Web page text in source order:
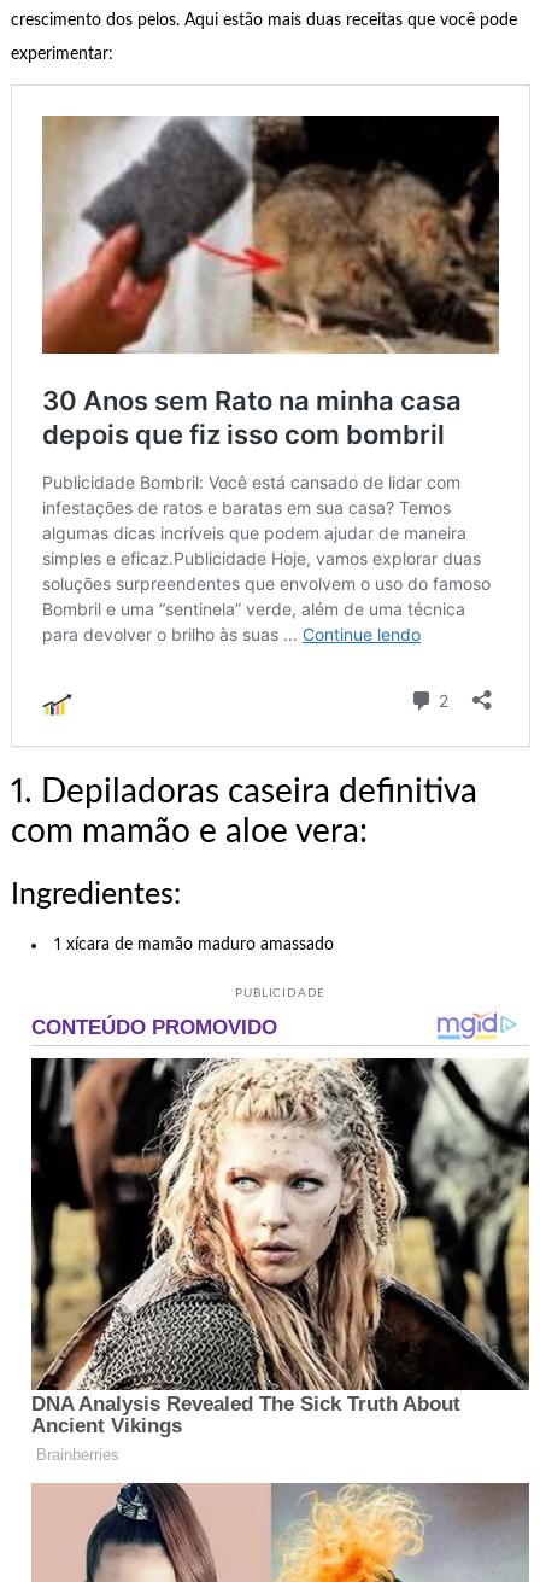
crescimento dos pelos. Aqui estão mais duas receitas que você pode
experimentar:
1. Depiladoras caseira definitiva
com mamão e aloe vera:
Ingredientes:
1 xícara de mamão maduro amassado
PUBLICIDADE